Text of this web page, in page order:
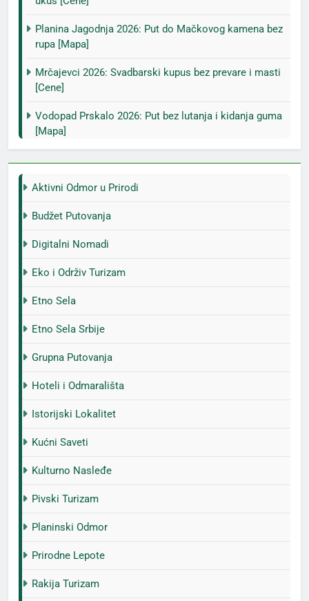
Planina Jagodnja 2026: Put do Mačkovog kamena bez
rupa [Mapa]
Mrčajevci 2026: Svadbarski kupus bez prevare i masti
[Cene]
Vodopad Prskalo 2026: Put bez lutanja i kidanja guma
[Mapa]
Aktivni Odmor u Prirodi
Budžet Putovanja
Digitalni Nomadi
Eko i Održiv Turizam
Etno Sela
Etno Sela Srbije
Grupna Putovanja
Hoteli i Odmarališta
Istorijski Lokalitet
Kućni Saveti
Kulturno Nasleđe
Pivski Turizam
Planinski Odmor
Prirodne Lepote
Rakija Turizam